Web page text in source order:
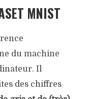
MNIST
du machine
Il
des chiffres